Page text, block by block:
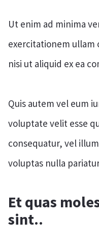
Ut enim ad minima
exercitationem ullam
nisi ut aliquid ex ea
Quis autem vel eum
voluptate velit esse
consequatur, vel
voluptas nulla
Et quas
sint..